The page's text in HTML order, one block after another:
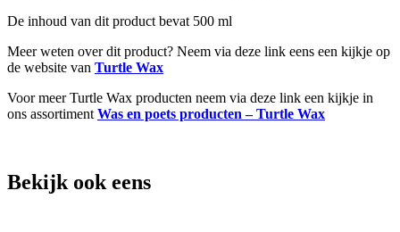
De inhoud van dit product bevat 500 ml
Meer weten over dit product? Neem via deze link eens een kijkje op
de website van Turtle Wax
Voor meer Turtle Wax producten neem via deze link een kijkje in
ons assortiment Was en poets producten – Turtle Wax
Bekijk ook eens